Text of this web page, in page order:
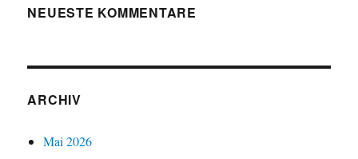
NEUESTE KOMMENTARE
ARCHIV
Mai 2026